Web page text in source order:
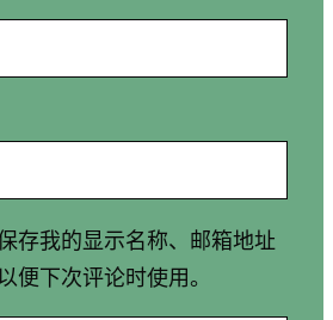
存我的显示名称、邮箱地址
便下次评论时使用。